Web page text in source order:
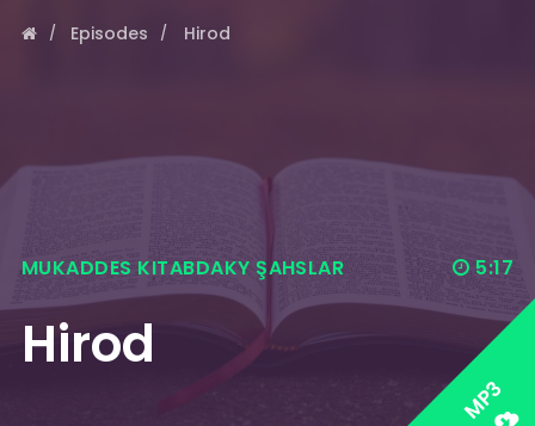
Episodes Hirod
MUKADDES KITABDAKY ŞAHSLAR 5:17
Hirod
MP3